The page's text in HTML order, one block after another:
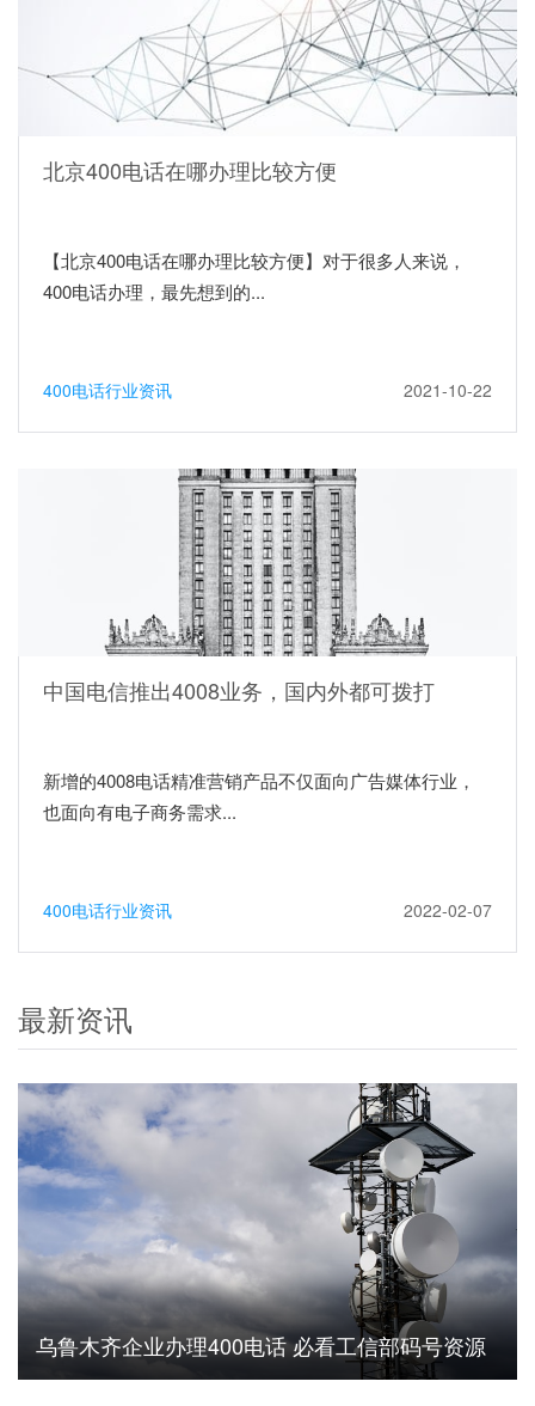
北京400电话在哪办理比较方便
【北京400电话在哪办理比较方便】对于很多人来说，
400电话办理，最先想到的...
400电话行业资讯 2021-10-22
中国电信推出4008业务，国内外都可拨打
新增的4008电话精准营销产品不仅面向广告媒体行业，
也面向有电子商务需求...
400电话行业资讯 2022-02-07
最新资讯
乌鲁木齐企业办理400电话 必看工信部码号资源